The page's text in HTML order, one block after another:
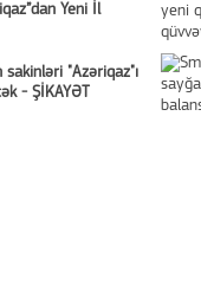
Yeni İl
sakinləri "Azəriqaz"ı
- ŞİKAYƏT